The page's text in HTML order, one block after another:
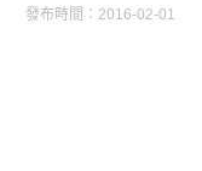
發布時間：2016-02-01